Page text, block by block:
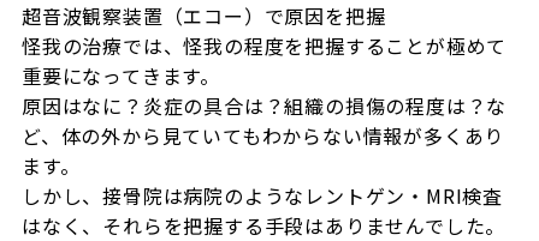
超音波観察装置（エコー）で原因を把握
怪我の治療では、怪我の程度を把握することが極めて
重要になってきます。
原因はなに？炎症の具合は？組織の損傷の程度は？な
ど、体の外から見ていてもわからない情報が多くあり
ます。
しかし、接骨院は病院のようなレントゲン・MRI検査
はなく、それらを把握する手段はありませんでした。